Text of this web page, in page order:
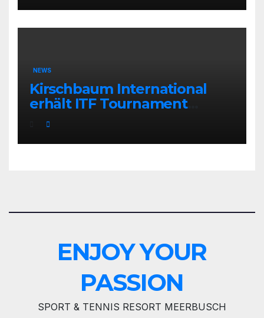
NEWS
Kirschbaum International
erhält ITF Tournament
Recognition Award 2025
ENJOY YOUR
PASSION
SPORT & TENNIS RESORT MEERBUSCH